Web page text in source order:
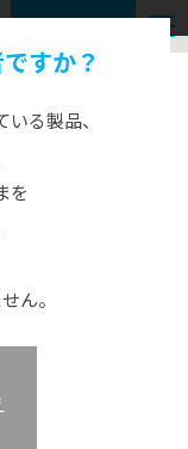
お問い合わせ
ンター>:6/22発売
ンター用光重合器
すか？
る製品、
を
ん。